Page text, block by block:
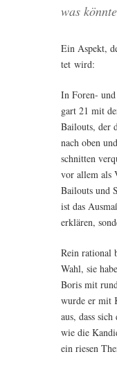
was
Ein Aspekt,
tet wird:
In Foren-
gart 21 mit
Bai­louts, der
nach oben
schnit­ten
vor allem als
Bai­louts und
ist das
erklä­ren,
Rein ratio­nal
Wahl, sie
Boris mit
wur­de er mit
aus, dass
wie die
ein rie­sen